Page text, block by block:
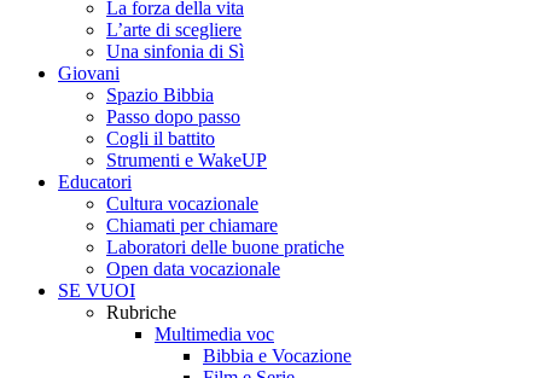
La forza della vita
L’arte di scegliere
Una sinfonia di Sì
Giovani
Spazio Bibbia
Passo dopo passo
Cogli il battito
Strumenti e WakeUP
Educatori
Cultura vocazionale
Chiamati per chiamare
Laboratori delle buone pratiche
Open data vocazionale
SE VUOI
Rubriche
Multimedia voc
Bibbia e Vocazione